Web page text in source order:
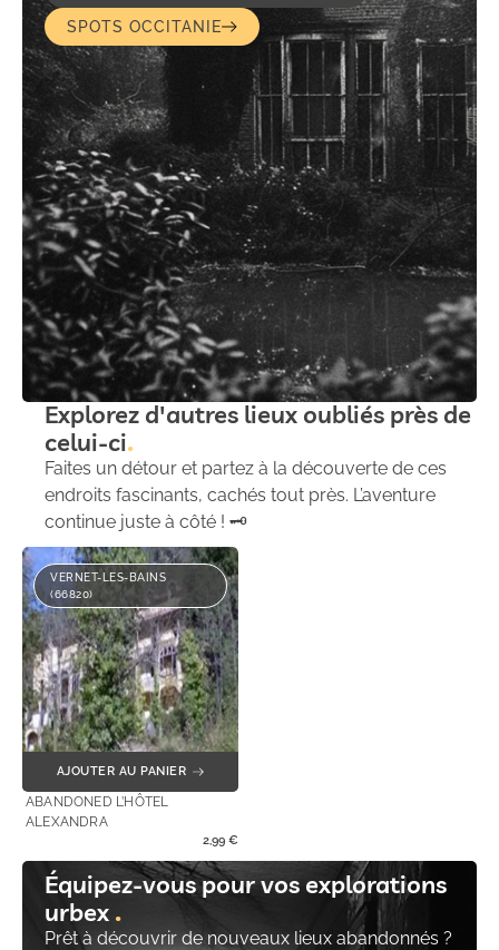
SPOTS OCCITANIE
Explorez d'autres lieux oubliés près de
celui-ci
Faites un détour et partez à la découverte de ces
endroits fascinants, cachés tout près. L’aventure
continue juste à côté ! 🗝️
VERNET-LES-BAINS
(66820)
AJOUTER AU PANIER
ABANDONED L’HÔTEL
ALEXANDRA
2,99 €
Équipez-vous pour vos explorations
urbex
Prêt à découvrir de nouveaux lieux abandonnés ?